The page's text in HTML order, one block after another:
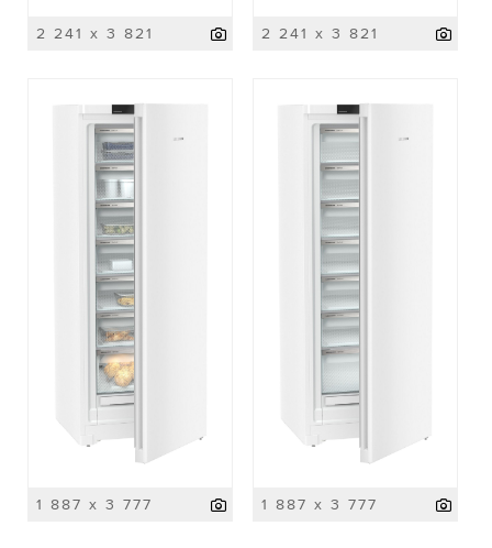
2 241 x 3 821 2 241 x 3 821
1 887 x 3 777 1 887 x 3 777